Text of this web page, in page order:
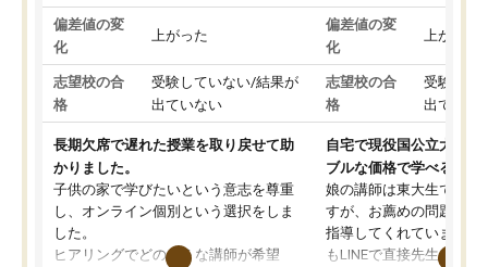
偏差値の変
化
上がった
志望校の合
格
受験していない/結果が
出ていない
長期欠席で遅れた授業を取り戻せて助
かりました。
子供の家で学びたいという意志を尊重
し、オンライン個別という選択をしま
した。
ヒアリングでどのような講師が希望
偏差値の変
化
上がった
志望校の合
格
受験して
出ていな
自宅で現役国公立大学生
ブルな価格で学べる
娘の講師は東大生では無
すが、お薦めの問題集や
指導してくれています。
もLINEで直接先生に質問